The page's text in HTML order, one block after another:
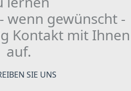
wenn gewünscht -
Kontakt mit Ihnen
auf.
SIE UNS